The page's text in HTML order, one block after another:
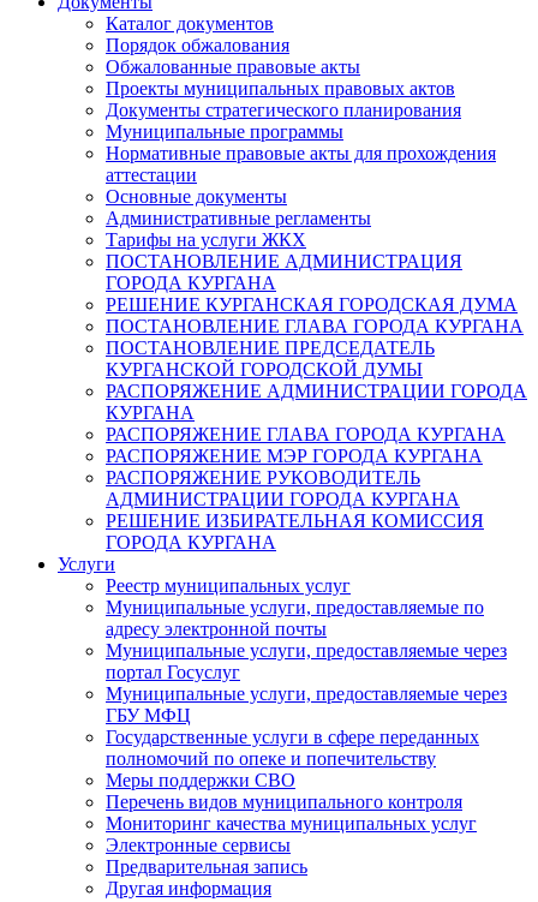
Каталог документов
Порядок обжалования
Обжалованные правовые акты
Проекты муниципальных правовых актов
Документы стратегического планирования
Муниципальные программы
Нормативные правовые акты для прохождения
аттестации
Основные документы
Административные регламенты
Тарифы на услуги ЖКХ
ПОСТАНОВЛЕНИЕ АДМИНИСТРАЦИЯ
ГОРОДА КУРГАНА
РЕШЕНИЕ КУРГАНСКАЯ ГОРОДСКАЯ ДУМА
ПОСТАНОВЛЕНИЕ ГЛАВА ГОРОДА КУРГАНА
ПОСТАНОВЛЕНИЕ ПРЕДСЕДАТЕЛЬ
КУРГАНСКОЙ ГОРОДСКОЙ ДУМЫ
РАСПОРЯЖЕНИЕ АДМИНИСТРАЦИИ ГОРОДА
КУРГАНА
РАСПОРЯЖЕНИЕ ГЛАВА ГОРОДА КУРГАНА
РАСПОРЯЖЕНИЕ МЭР ГОРОДА КУРГАНА
РАСПОРЯЖЕНИЕ РУКОВОДИТЕЛЬ
АДМИНИСТРАЦИИ ГОРОДА КУРГАНА
РЕШЕНИЕ ИЗБИРАТЕЛЬНАЯ КОМИССИЯ
ГОРОДА КУРГАНА
Услуги
Реестр муниципальных услуг
Муниципальные услуги, предоставляемые по
адресу электронной почты
Муниципальные услуги, предоставляемые через
портал Госуслуг
Муниципальные услуги, предоставляемые через
ГБУ МФЦ
Государственные услуги в сфере переданных
полномочий по опеке и попечительству
Меры поддержки СВО
Перечень видов муниципального контроля
Мониторинг качества муниципальных услуг
Электронные сервисы
Предварительная запись
Другая информация